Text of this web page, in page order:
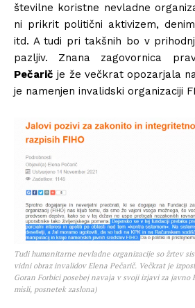
številne koristne nevladne
ni prikrit politični aktivizem,
itd. A tudi pri takšnih bo v
pazljiv. Znana zagovornica
Pečarič je že večkrat opozarjala
je namenjen invalidski organizaciji
Tudi humanitarne nevladne organizacije so žrtev
vidni obraz invalidov Elena Pečarič. Večkrat je
Goran Forbici posebej navaja v svoji izjavi za javno
misli, posnetek zaslona)